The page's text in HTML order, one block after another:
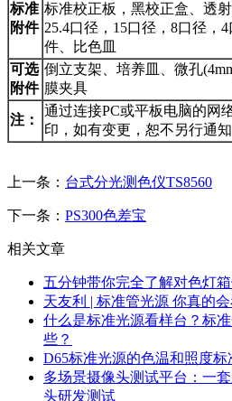
标准
附件
标准校正板，黑校正盒、透
25.4口径，15口径，8口径，
件、比色皿
可选
附件
倒立支架、培养皿、微孔
膜夹具
注：
通过连接PC或平板电脑的网
印，如有变更，恕不另行通知
上一条： 台式分光测色仪TS8560
下一条： PS300色差宝
相关文章
五分钟带你完全了解对色灯箱
天友利 | 标准管光源 你真的会
什么是标准光源看样台？标
些？
D65标准光源的色温和照度标
多场景摄像头测试平台：一
头研发测试